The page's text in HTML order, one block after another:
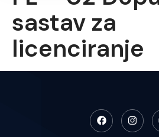
sastav za
licenciranje